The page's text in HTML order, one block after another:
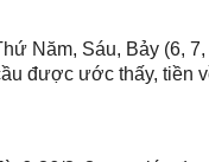
Năm, Sáu, Bảy (6, 7,
được ước thấy, tiền